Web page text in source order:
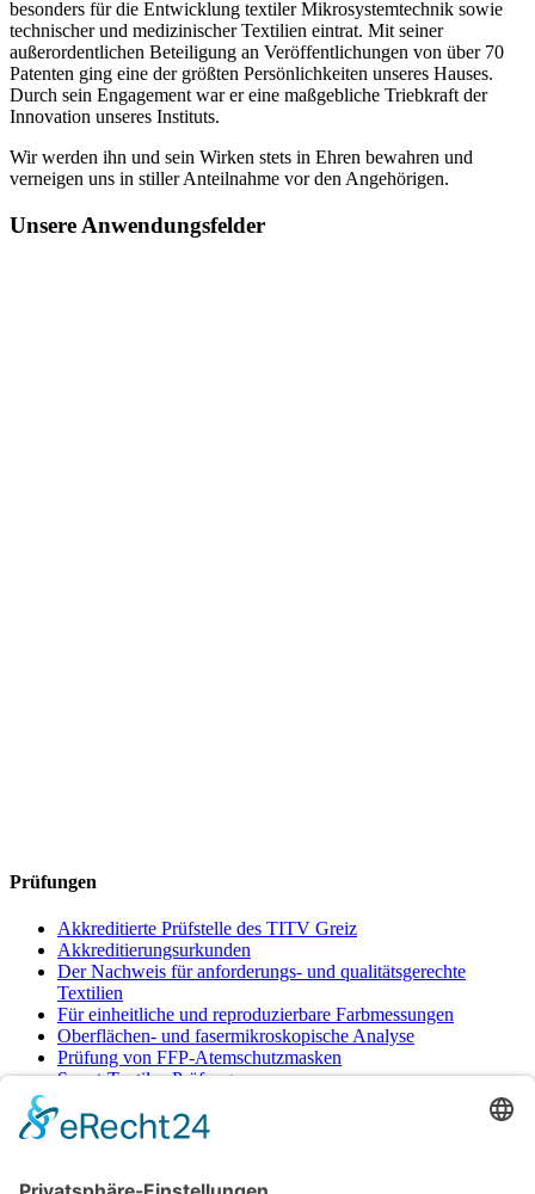
besonders für die Entwicklung textiler Mikrosystemtechnik sowie
technischer und medizinischer Textilien eintrat. Mit seiner
außerordentlichen Beteiligung an Veröffentlichungen von über 70
Patenten ging eine der größten Persönlichkeiten unseres Hauses.
Durch sein Engagement war er eine maßgebliche Triebkraft der
Innovation unseres Instituts.
Wir werden ihn und sein Wirken stets in Ehren bewahren und
verneigen uns in stiller Anteilnahme vor den Angehörigen.
Unsere Anwendungsfelder
Prüfungen
Akkreditierte Prüfstelle des TITV Greiz
Akkreditierungsurkunden
Der Nachweis für anforderungs- und qualitätsgerechte
Textilien
Für einheitliche und reproduzierbare Farbmessungen
Oberflächen- und fasermikroskopische Analyse
Prüfung von FFP-Atemschutzmasken
Smart-Textiles-Prüfungen
Bedarfsgegenständen auf verschiedenste Eigenschaften und
Inhaltstoffe